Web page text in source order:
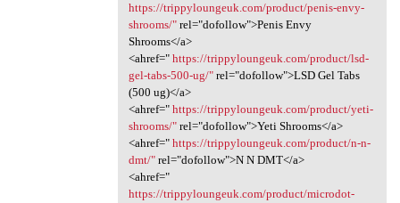
https://trippyloungeuk.com/product/penis-envy-
shrooms/"rel="dofollow">Penis Envy
Shrooms</a>
<ahref=" https://trippyloungeuk.com/product/lsd-
gel-tabs-500-ug/"rel="dofollow">LSD Gel Tabs
(500 ug)</a>
<ahref=" https://trippyloungeuk.com/product/yeti-
shrooms/"rel="dofollow">Yeti Shrooms</a>
<ahref=" https://trippyloungeuk.com/product/n-n-
dmt/"rel="dofollow">N N DMT</a>
<ahref="
https://trippyloungeuk.com/product/microdot-